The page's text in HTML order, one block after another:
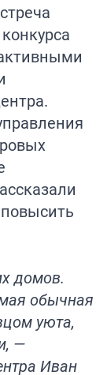
домов.
обычная
уюта,
—
Иван